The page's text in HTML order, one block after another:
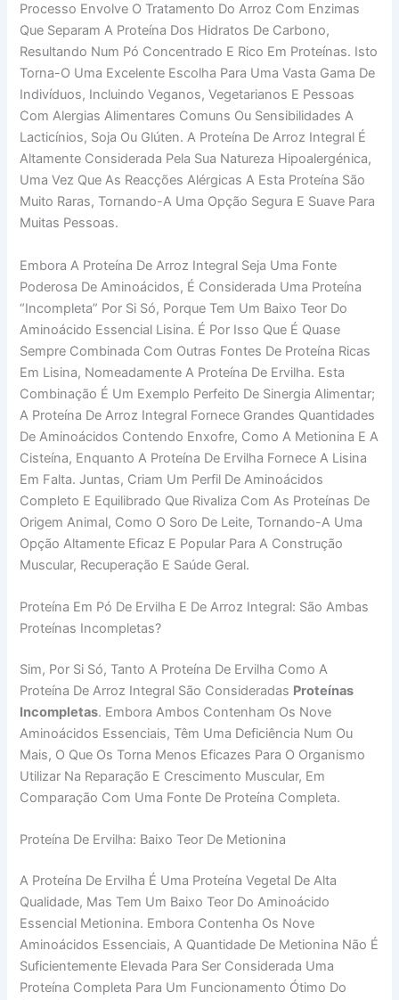
Processo Envolve O Tratamento Do Arroz Com Enzimas
Que Separam A Proteína Dos Hidratos De Carbono,
Resultando Num Pó Concentrado E Rico Em Proteínas. Isto
Torna-O Uma Excelente Escolha Para Uma Vasta Gama De
Indivíduos, Incluindo Veganos, Vegetarianos E Pessoas
Com Alergias Alimentares Comuns Ou Sensibilidades A
Lacticínios, Soja Ou Glúten. A Proteína De Arroz Integral É
Altamente Considerada Pela Sua Natureza Hipoalergénica,
Uma Vez Que As Reacções Alérgicas A Esta Proteína São
Muito Raras, Tornando-A Uma Opção Segura E Suave Para
Muitas Pessoas.
Embora A Proteína De Arroz Integral Seja Uma Fonte
Poderosa De Aminoácidos, É Considerada Uma Proteína
“incompleta” Por Si Só, Porque Tem Um Baixo Teor Do
Aminoácido Essencial Lisina. É Por Isso Que É Quase
Sempre Combinada Com Outras Fontes De Proteína Ricas
Em Lisina, Nomeadamente A Proteína De Ervilha. Esta
Combinação É Um Exemplo Perfeito De Sinergia Alimentar;
A Proteína De Arroz Integral Fornece Grandes Quantidades
De Aminoácidos Contendo Enxofre, Como A Metionina E A
Cisteína, Enquanto A Proteína De Ervilha Fornece A Lisina
Em Falta. Juntas, Criam Um Perfil De Aminoácidos
Completo E Equilibrado Que Rivaliza Com As Proteínas De
Origem Animal, Como O Soro De Leite, Tornando-A Uma
Opção Altamente Eficaz E Popular Para A Construção
Muscular, Recuperação E Saúde Geral.
Proteína Em Pó De Ervilha E De Arroz Integral: São Ambas
Proteínas Incompletas?
Sim, Por Si Só, Tanto A Proteína De Ervilha Como A
Proteína De Arroz Integral São Consideradas Proteínas
Incompletas. Embora Ambos Contenham Os Nove
Aminoácidos Essenciais, Têm Uma Deficiência Num Ou
Mais, O Que Os Torna Menos Eficazes Para O Organismo
Utilizar Na Reparação E Crescimento Muscular, Em
Comparação Com Uma Fonte De Proteína Completa.
Proteína De Ervilha: Baixo Teor De Metionina
A Proteína De Ervilha É Uma Proteína Vegetal De Alta
Qualidade, Mas Tem Um Baixo Teor Do Aminoácido
Essencial Metionina. Embora Contenha Os Nove
Aminoácidos Essenciais, A Quantidade De Metionina Não É
Suficientemente Elevada Para Ser Considerada Uma
Proteína Completa Para Um Funcionamento Ótimo Do